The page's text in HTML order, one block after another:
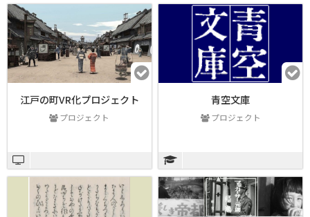
江戸の町VR化プロジェクト
プロジェクト
青空文庫
プロジェクト